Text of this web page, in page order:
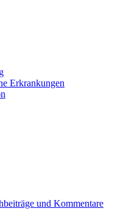
Erkrankungen
und Kommentare